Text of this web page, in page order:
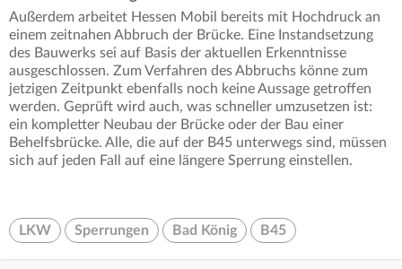
Außerdem arbeitet Hessen Mobil bereits mit Hochdruck an
einem zeitnahen Abbruch der Brücke. Eine Instandsetzung
des Bauwerks sei auf Basis der aktuellen Erkenntnisse
ausgeschlossen. Zum Verfahren des Abbruchs könne zum
jetzigen Zeitpunkt ebenfalls noch keine Aussage getroffen
werden. Geprüft wird auch, was schneller umzusetzen ist:
ein kompletter Neubau der Brücke oder der Bau einer
Behelfsbrücke. Alle, die auf der B45 unterwegs sind, müssen
sich auf jeden Fall auf eine längere Sperrung einstellen.
LKW Sperrungen Bad König B45